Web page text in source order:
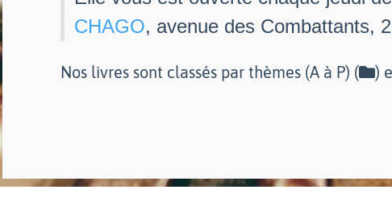
CHAGO, avenue des Combattants,
Nos livres sont classés par thèmes (A à P) ( )